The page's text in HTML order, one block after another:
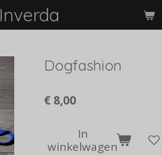
Inverda
Dogfashion
€ 8,00
In
winkelwagen